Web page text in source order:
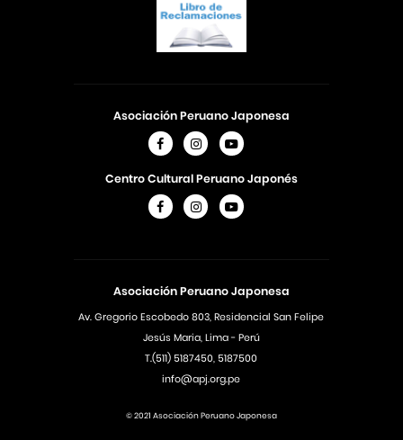
Asociación Peruano Japonesa
Av. Gregorio Escobedo 803, Residencial San Felipe
Jesús Maria, Lima - Perú
T.(511) 5187450, 5187500
info@apj.org.pe
Asociación Peruano Japonesa
Centro Cultural Peruano Japonés
© 2021 Asociación Peruano Japonesa